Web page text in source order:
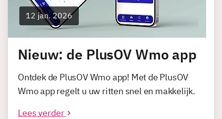
12 jan. 2026
Nieuw: de PlusOV Wmo app
Ontdek de PlusOV Wmo app! Met de PlusOV
Wmo app regelt u uw ritten snel en makkelijk.
Lees verder